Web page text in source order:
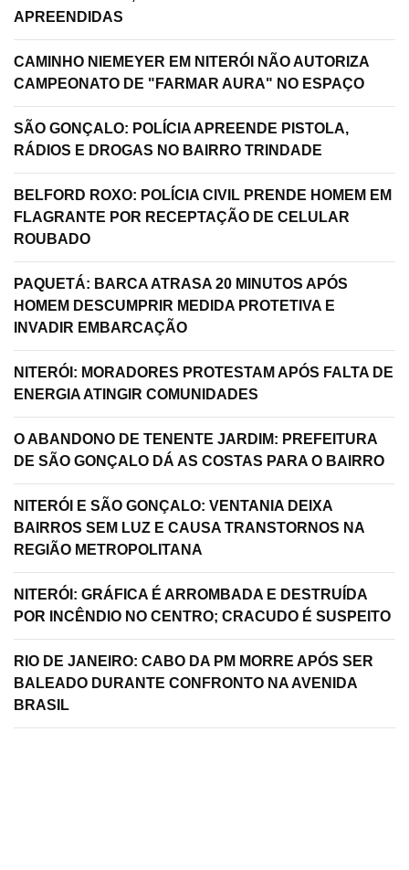
APREENDIDAS
CAMINHO NIEMEYER EM NITERÓI NÃO AUTORIZA
CAMPEONATO DE "FARMAR AURA" NO ESPAÇO
SÃO GONÇALO: POLÍCIA APREENDE PISTOLA,
RÁDIOS E DROGAS NO BAIRRO TRINDADE
BELFORD ROXO: POLÍCIA CIVIL PRENDE HOMEM EM
FLAGRANTE POR RECEPTAÇÃO DE CELULAR
ROUBADO
PAQUETÁ: BARCA ATRASA 20 MINUTOS APÓS
HOMEM DESCUMPRIR MEDIDA PROTETIVA E
INVADIR EMBARCAÇÃO
NITERÓI: MORADORES PROTESTAM APÓS FALTA DE
ENERGIA ATINGIR COMUNIDADES
O ABANDONO DE TENENTE JARDIM: PREFEITURA
DE SÃO GONÇALO DÁ AS COSTAS PARA O BAIRRO
NITERÓI E SÃO GONÇALO: VENTANIA DEIXA
BAIRROS SEM LUZ E CAUSA TRANSTORNOS NA
REGIÃO METROPOLITANA
NITERÓI: GRÁFICA É ARROMBADA E DESTRUÍDA
POR INCÊNDIO NO CENTRO; CRACUDO É SUSPEITO
RIO DE JANEIRO: CABO DA PM MORRE APÓS SER
BALEADO DURANTE CONFRONTO NA AVENIDA
BRASIL